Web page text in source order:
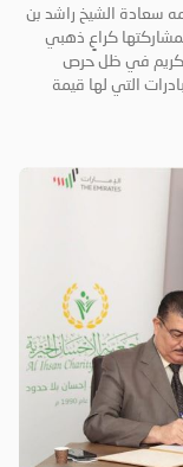
سعادة الشيخ راشد بن
كراعٍ ذهبي
في ظل حرص
التي لها قيمة
به فعاليات "رمضان
والنشاطات
روحانيات شهر رمضان
منذ تأسيسها،
والمحبة في الشهر